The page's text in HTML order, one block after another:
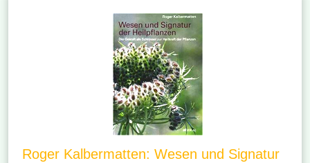
Roger Kalbermatten: Wesen und Signatur